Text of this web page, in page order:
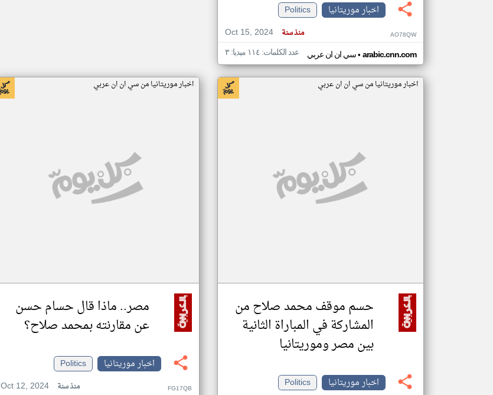
اخبار موريتانيا
Politics
Oct 15, 2024
منذ سنة AO78QW
سي ان ان عربي• arabic.cnn.com عدد الكلمات: ١١٤ ميديا: ٣
اخبار موريتانيا من سي ان ان عربي
حسم موقف محمد صلاح من
المشاركة في المباراة الثانية
بين مصر وموريتانيا
اخبار موريتانيا
Politics
اخبار موريتانيا من سي ان ان عربي
مصر.. ماذا قال حسام حسن
عن مقارنته بمحمد صلاح؟
اخبار موريتانيا
Politics
Oct 12, 2024
منذ سنة FG17QB